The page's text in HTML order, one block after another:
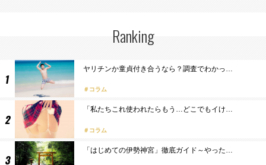
Ranking
ヤリチンか童貞付き合うなら？調査でわかっ…
コラム
「私たちこれ使われたらもう…どこでもイけ…
コラム
「はじめての伊勢神宮」徹底ガイド～やった…